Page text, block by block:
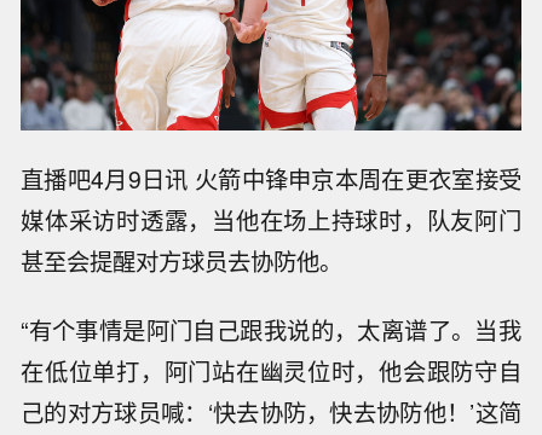
直播吧4月9日讯 火箭中锋申京本周在更衣室接受
媒体采访时透露，当他在场上持球时，队友阿门
甚至会提醒对方球员去协防他。
“有个事情是阿门自己跟我说的，太离谱了。当我
在低位单打，阿门站在幽灵位时，他会跟防守自
己的对方球员喊：‘快去协防，快去协防他！’这简